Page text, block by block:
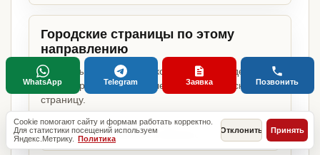
Городские страницы по этому
направлению
Если объект работает в конкретном городе,
можно сразу открыть релевантную городскую
страницу.
Цветочный магазин в Москве
Cookie помогают сайту и формам работать корректно.
Для статистики посещений используем
Яндекс.Метрику. Политика
Отклонить Принять
WhatsApp Telegram Заявка Позвонить